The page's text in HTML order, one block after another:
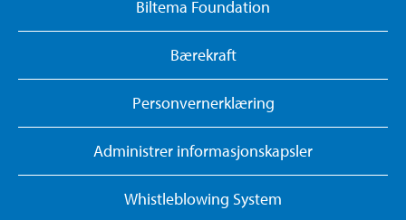
Biltema Foundation
Bærekraft
Personvernerklæring
Administrer informasjonskapsler
Whistleblowing System